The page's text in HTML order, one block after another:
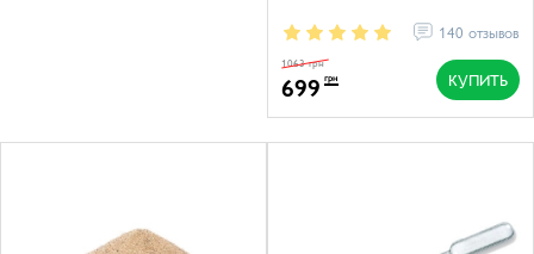
140 отзывов
699 грн
1063 грн
КУПИТЬ